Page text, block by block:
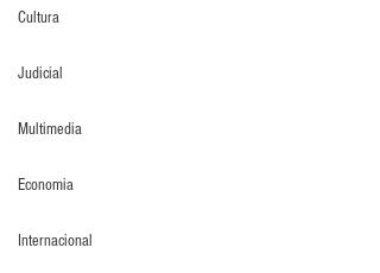
Cultura
Judicial
Multimedia
Economia
Internacional